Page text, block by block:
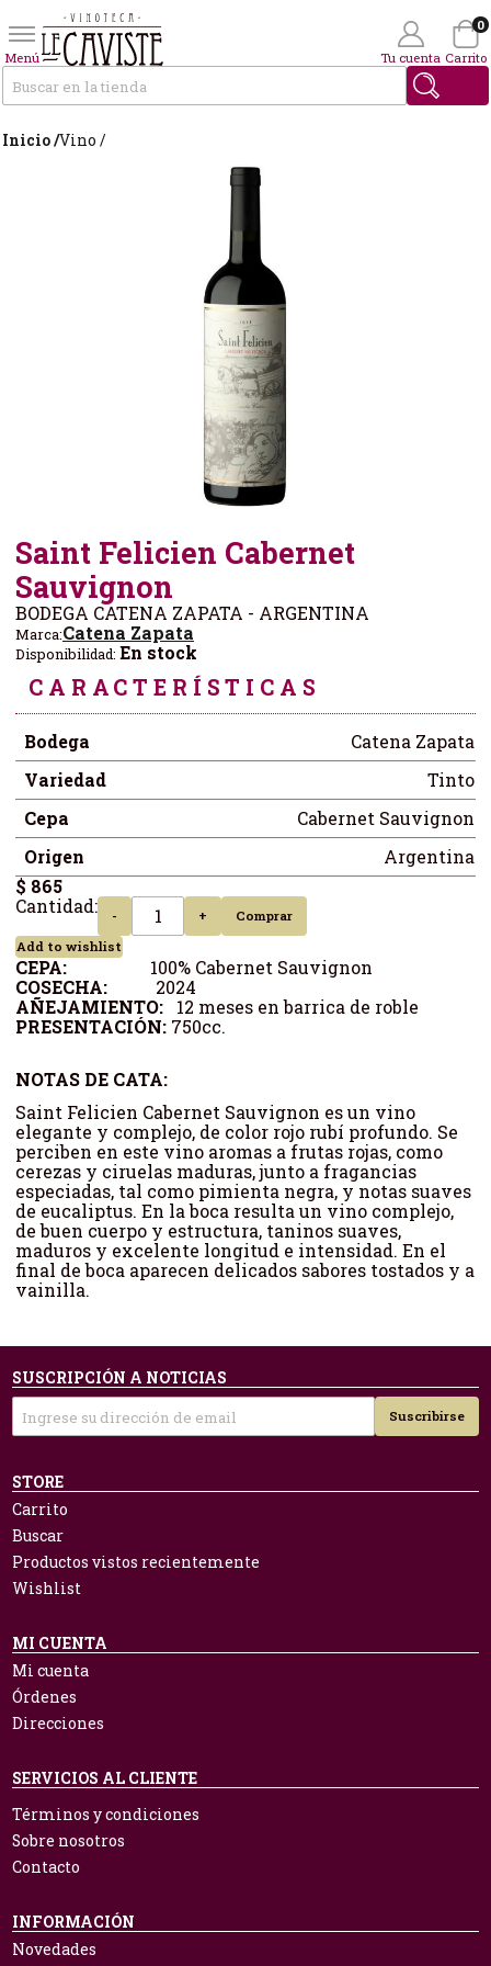
Menú Tu cuenta Carrito
0
Inicio /Vino /
Saint Felicien Cabernet
Sauvignon
BODEGA CATENA ZAPATA - ARGENTINA
Marca:Catena Zapata
Disponibilidad: En stock
CARACTERÍSTICAS
Bodega
Catena Zapata
Variedad
Tinto
Cepa
Cabernet Sauvignon
Origen
Argentina
$ 865
Cantidad:
- +
Comprar
Add to wishlist
CEPA: 100% Cabernet Sauvignon
COSECHA: 2024
AÑEJAMIENTO: 12 meses en barrica de roble
PRESENTACIÓN: 750cc.
NOTAS DE CATA:
Saint Felicien Cabernet Sauvignon es un vino
elegante y complejo, de color rojo rubí profundo. Se
perciben en este vino aromas a frutas rojas, como
cerezas y ciruelas maduras, junto a fragancias
especiadas, tal como pimienta negra, y notas suaves
de eucaliptus. En la boca resulta un vino complejo,
de buen cuerpo y estructura, taninos suaves,
maduros y excelente longitud e intensidad. En el
final de boca aparecen delicados sabores tostados y a
vainilla.
SUSCRIPCIÓN A NOTICIAS
Suscribirse
STORE
Carrito
Buscar
Productos vistos recientemente
Wishlist
MI CUENTA
Mi cuenta
Órdenes
Direcciones
SERVICIOS AL CLIENTE
Términos y condiciones
Sobre nosotros
Contacto
INFORMACIÓN
Novedades